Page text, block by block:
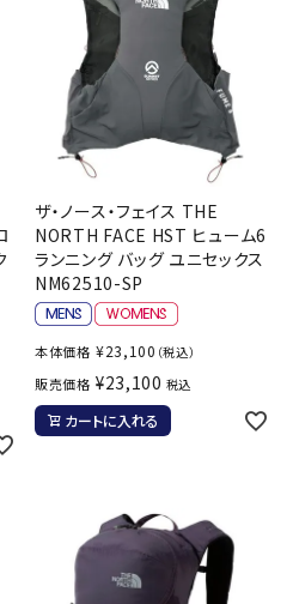
ザ・ノース・フェイス THE
NORTH FACE HST ヒューム6
ランニング バッグ ユニセックス
NM62510-SP
本体価格 ¥23,100 （税込）
販売価格 ¥23,100 税込
カートに入れる